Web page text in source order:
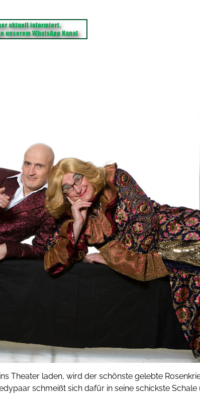
Theater laden, wird der schönste gelebte
schmeißt sich dafür in seine schickste Schale